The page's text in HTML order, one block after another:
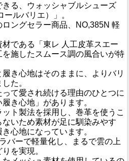
る、ウォッシャブルシューズ
ールバリエ）」。
ングセラー商品、NO,385N 軽
である「東レ 人工皮革スエー
を施したスムース調の風合いが特
き心地はそのままに、よりバリ
た。
て愛され続ける理由のひとつに
き心地」があります。
ト製法を採用し、巻革を使うこ
いため素材が足に馴染みやす
心地になっています。
バーで軽量化し、まるで雲の上
を実現。